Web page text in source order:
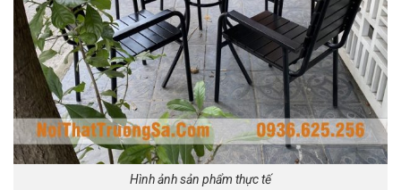
Hình ảnh sản phẩm thực tế